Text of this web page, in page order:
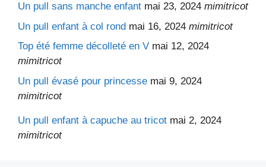
Un pull sans manche enfant mai 23, 2024 mimitricot
Un pull enfant à col rond mai 16, 2024 mimitricot
Top été femme décolleté en V mai 12, 2024
mimitricot
Un pull évasé pour princesse mai 9, 2024
mimitricot
Un pull enfant à capuche au tricot mai 2, 2024
mimitricot